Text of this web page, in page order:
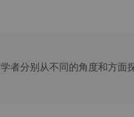
者分别从不同的角度和方面